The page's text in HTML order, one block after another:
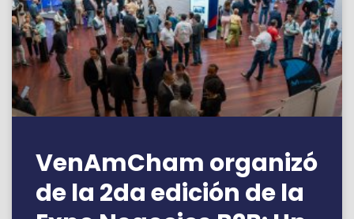
VenAmCham organizó
de la 2da edición de la